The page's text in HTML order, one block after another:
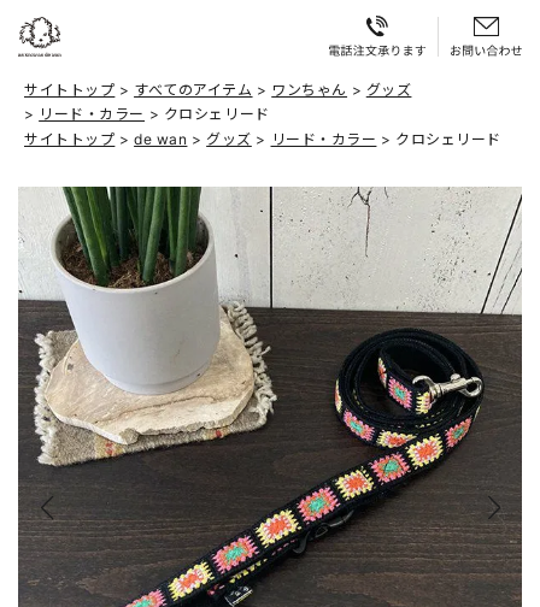
サイトトップ すべてのアイテム ワンちゃん
グッズ
リード・カラー
クロシェリード
サイトトップ
de wan グッズ リード・カラー クロシェリード